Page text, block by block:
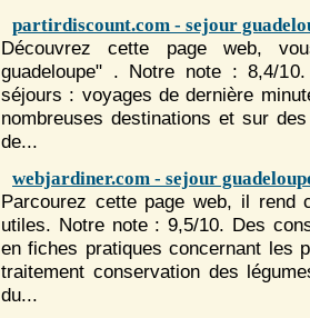
partirdiscount.com - sejour
Découvrez cette page web,
guadeloupe" . Notre note : 8,4/
séjours : voyages de dernière
nombreuses destinations et sur
de...
webjardiner.com - sejour
Parcourez cette page web, il rend
utiles. Notre note : 9,5/10. Des
en fiches pratiques concernant les
traitement conservation des
du...